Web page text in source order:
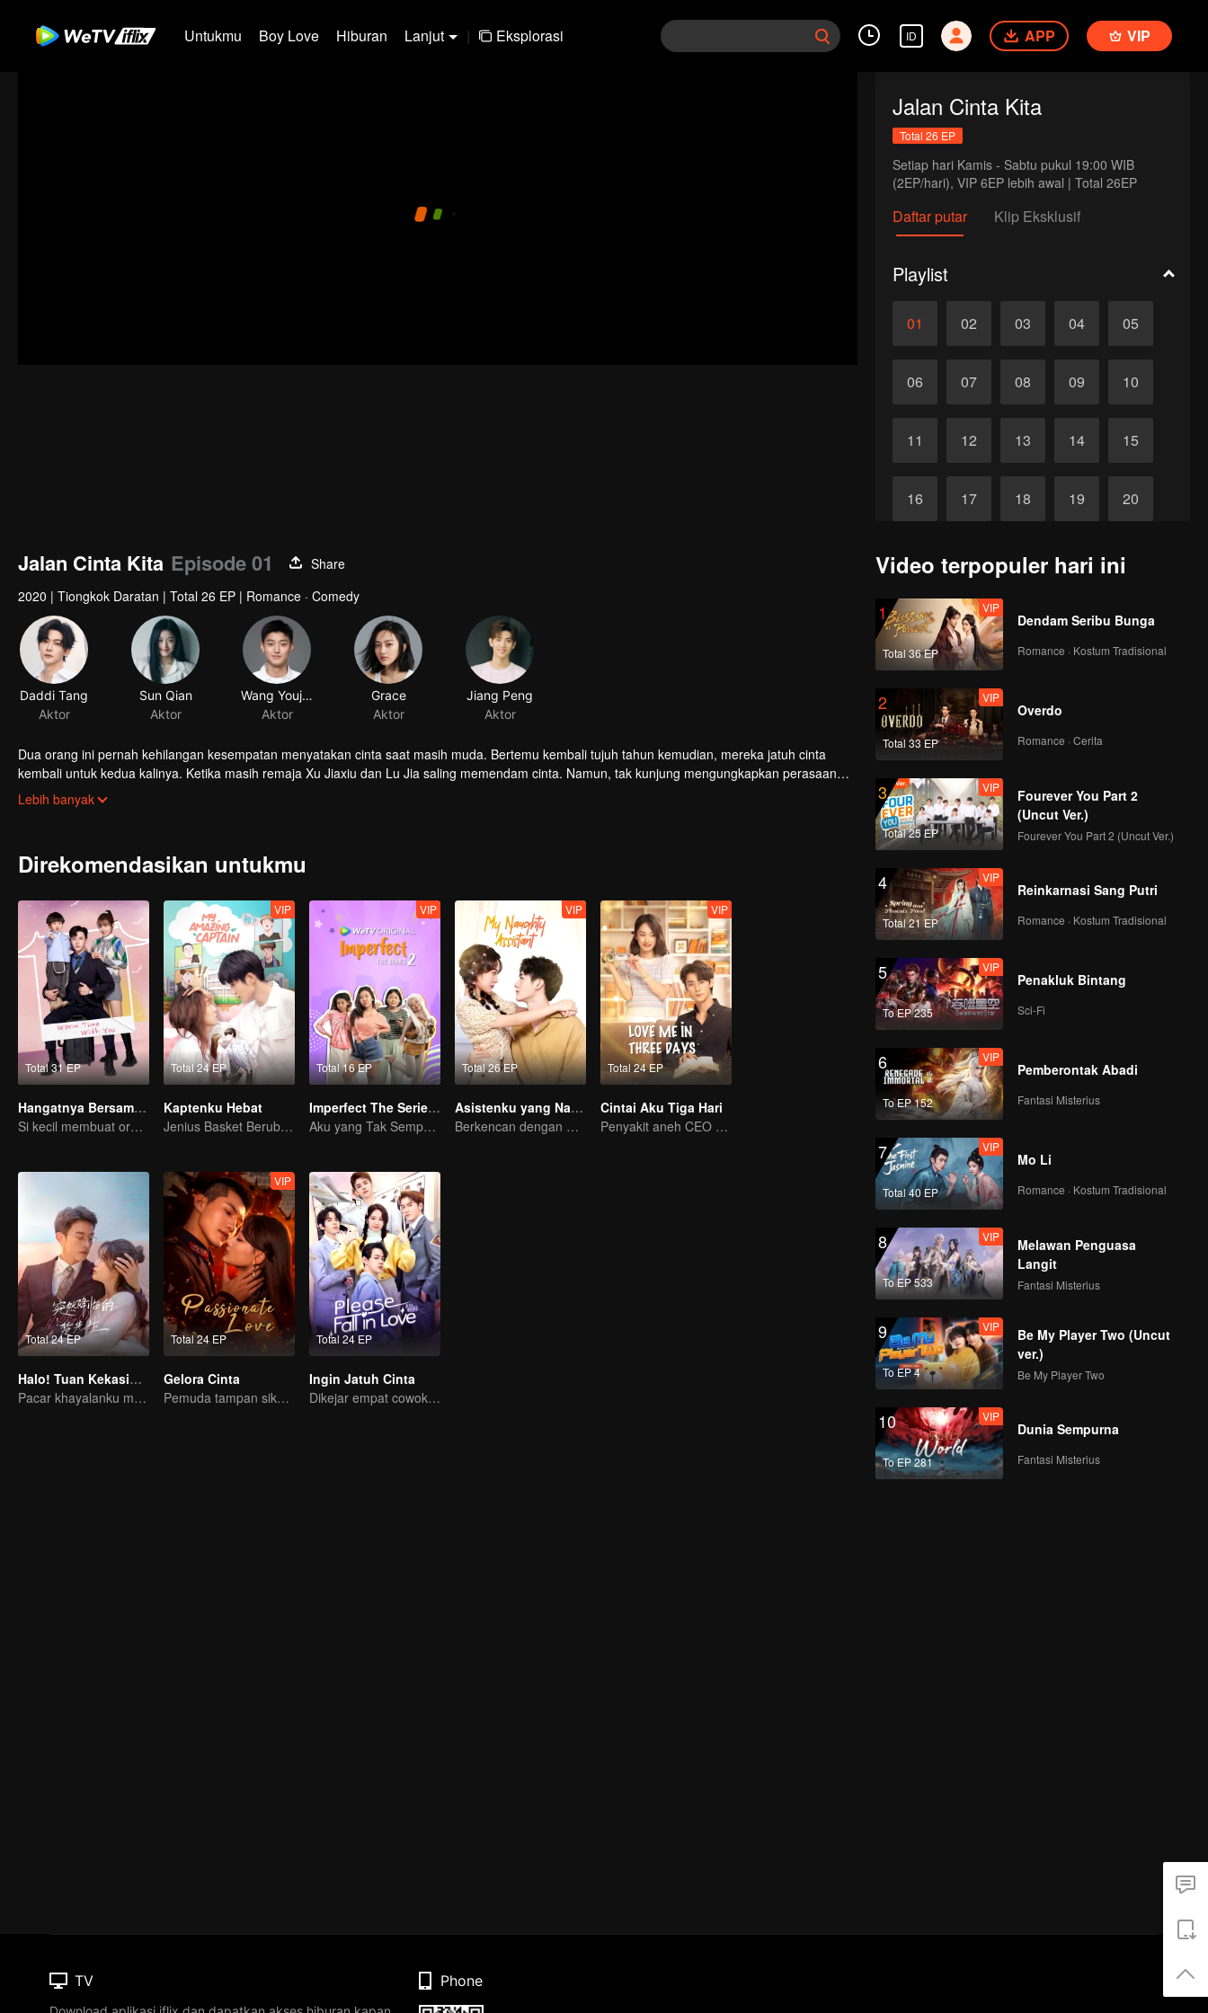
Untukmu Boy Love Hiburan Lanjut | Eksplorasi ID APP VIP
Jalan Cinta Kita
Total 26 EP
Setiap hari Kamis - Sabtu pukul 19:00 WIB
(2EP/hari), VIP 6EP lebih awal | Total 26EP
Daftar putar Klip Eksklusif
Playlist
01 02 03 04 05
06 07 08 09 10
11 12 13 14 15
16 17 18 19 20
21 22 23 24 25
26
Tamat
Jalan Cinta Kita Episode 01
Share
2020 | Tiongkok Daratan | Total 26 EP | Romance · Comedy
Daddi Tang
Aktor
Sun Qian
Aktor
Dua orang ini pernah kehilangan kesempatan menyatakan cinta saat masih muda. Bertemu kembali tujuh tahun kemudian, mereka jatuh cinta
kembali untuk kedua kalinya. Ketika masih remaja Xu Jiaxiu dan Lu Jia saling memendam cinta. Namun, tak kunjung mengungkapkan perasaan
masing-masing. Ketika lulus sekolah, mereka hilang kontak. Waktu berlalu. Keduanya bertemu setelah sekian tahun berpisah. Xu Jiaxu telah
menjadi pemimpin sebuah perusahaan. Di lain pihak, Lu Jia ternyata bekerja di perusahaan Xu Jiaxu. Tak ayal, pertemuan kembali ini membuat
Lebih banyak
Direkomendasikan untukmu
Total 31 EP
Hangatnya Bersamamu
Si kecil membuat orang tua palsu jadi nyata
Total 24 EP
VIP
Kaptenku Hebat
Jenius Basket Berubah Gender Mencari Cinta Sejati
Total 16 EP
VIP
Imperfect The Series S2
Aku yang Tak Sempurna
Total 26 EP
VIP
Asistenku yang Nakal
Berkencan dengan Sang Idola
Total 24 EP
VIP
Cintai Aku Tiga Hari
Penyakit aneh CEO sembuh habis dicium
Total 24 EP
Halo! Tuan Kekasihku
Pacar khayalanku muncul di dunia nyata
Total 24 EP
VIP
Gelora Cinta
Pemuda tampan siksa cinta pertamanya
Total 24 EP
Ingin Jatuh Cinta
Dikejar empat cowok harus pilih satu
Video terpopuler hari ini
1
Total 36 EP
VIP
Dendam Seribu Bunga
Romance · Kostum Tradisional
2
Total 33 EP
VIP
Overdo
Romance · Cerita
3
Total 25 EP
VIP
Fourever You Part 2
(Uncut Ver.)
Fourever You Part 2 (Uncut Ver.)
4
Total 21 EP
VIP
Reinkarnasi Sang Putri
Romance · Kostum Tradisional
5
To EP 235
VIP
Penakluk Bintang
Sci-Fi
6
To EP 152
VIP
Pemberontak Abadi
Fantasi Misterius
7
Total 40 EP
VIP
Mo Li
Romance · Kostum Tradisional
8
To EP 533
VIP
Melawan Penguasa
Langit
Fantasi Misterius
9
To EP 4
VIP
Be My Player Two (Uncut
ver.)
Be My Player Two
10
To EP 281
VIP
Dunia Sempurna
Fantasi Misterius
TV Phone